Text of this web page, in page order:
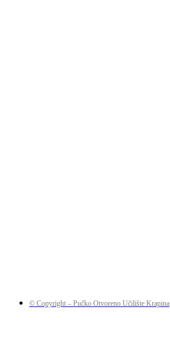
© Copyright – Pučko Otvoreno Učilište Krapina